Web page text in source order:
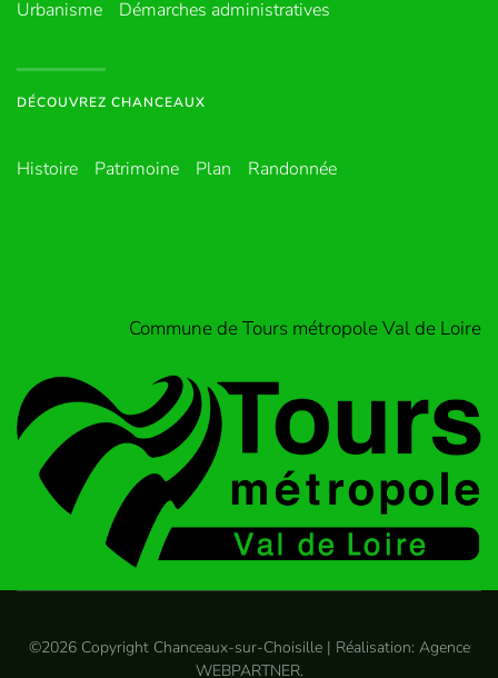
Urbanisme
Démarches administratives
DÉCOUVREZ CHANCEAUX
Histoire Patrimoine Plan Randonnée
Commune de Tours métropole Val de Loire
©2026Copyright Chanceaux-sur-Choisille | Réalisation: Agence
WEBPARTNER.